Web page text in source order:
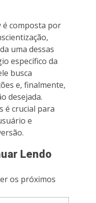
é composta por
uma dessas
específico da
busca
e, finalmente,
desejada.
é crucial para
e
Lendo
os próximos